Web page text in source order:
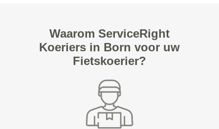
Waarom ServiceRight
Koeriers in Born voor uw
Fietskoerier?